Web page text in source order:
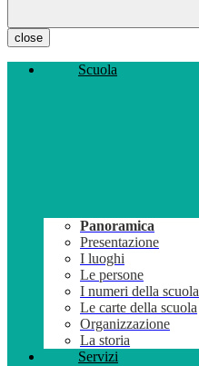
close
Scuola
Panoramica
Presentazione
I luoghi
Le persone
I numeri della scuola
Le carte della scuola
Organizzazione
La storia
Servizi